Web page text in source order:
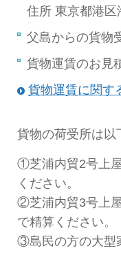
住所 東京都港
父島からの貨物
貨物運賃のお見
貨物運賃に関す
貨物の荷受所は以
①芝浦内貿2号上
ください。
②芝浦内貿3号上
で精算ください。
③島民の方の大型